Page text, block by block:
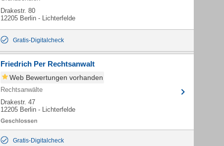
Drakestr. 80
12205 Berlin - Lichterfelde
Gratis-Digitalcheck
Friedrich Per Rechtsanwalt
Web Bewertungen vorhanden
Rechtsanwälte
Drakestr. 47
12205 Berlin - Lichterfelde
Gratis-Digitalcheck